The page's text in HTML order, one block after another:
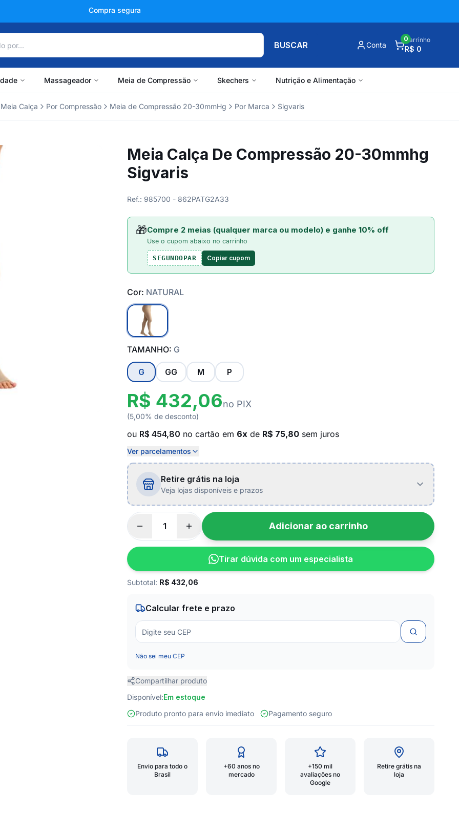
+150 mil avaliações
BUSCAR Conta
Carrinho
R$ 0
0
Massageador Meia de Compressão Skechers Nutrição e Alimentação
Meia Calça Por Compressão Meia de Compressão 20-30mmHg Por Marca Sigvaris
Meia Calça De Compressão 20-30mmhg
Sigvaris
Ref.: 985700 - 862PATG2A33
🎁Compre 2 meias (qualquer marca ou modelo) e ganhe 10% off
Use o cupom abaixo no carrinho
SEGUNDOPAR Copiar cupom
Cor: NATURAL
TAMANHO: G
G GG M P
R$ 432,06no PIX
(5,00% de desconto)
ou R$ 454,80 no cartão em 6x de R$ 75,80 sem juros
Ver parcelamentos
Retire grátis na loja
Veja lojas disponíveis e prazos
Adicionar ao carrinho
Tirar dúvida com um especialista
Subtotal: R$ 432,06
Calcular frete e prazo
Não sei meu CEP
Compartilhar produto
Disponível:Em estoque
Produto pronto para envio imediato
Pagamento seguro
Envio para todo o
Brasil
+60 anos no
mercado
+150 mil
avaliações no
Google
Retire grátis na
loja